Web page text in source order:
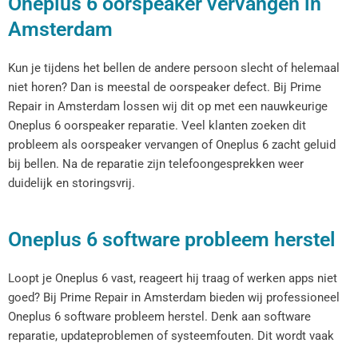
Amsterdam
Kun je tijdens het bellen de andere persoon slecht of helemaal
niet horen? Dan is meestal de oorspeaker defect. Bij Prime
Repair in Amsterdam lossen wij dit op met een nauwkeurige
Oneplus 6 oorspeaker reparatie. Veel klanten zoeken dit
probleem als oorspeaker vervangen of Oneplus 6 zacht geluid
bij bellen. Na de reparatie zijn telefoongesprekken weer
duidelijk en storingsvrij.
Oneplus 6 software probleem herstel
Loopt je Oneplus 6 vast, reageert hij traag of werken apps niet
goed? Bij Prime Repair in Amsterdam bieden wij professioneel
Oneplus 6 software probleem herstel. Denk aan software
reparatie, updateproblemen of systeemfouten. Dit wordt vaak